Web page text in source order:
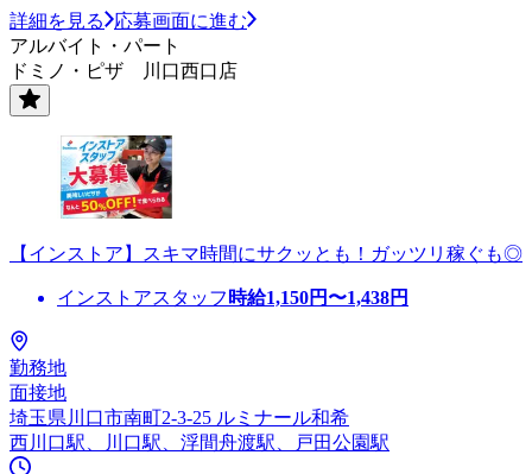
詳細を見る
応募画面に進む
アルバイト・パート
ドミノ・ピザ 川口西口店
【インストア】スキマ時間にサクッとも！ガッツリ稼ぐも◎
インストアスタッフ 時給1,150円〜1,438円
勤務地
面接地
埼玉県川口市南町2-3-25 ルミナール和希
西川口駅、川口駅、浮間舟渡駅、戸田公園駅